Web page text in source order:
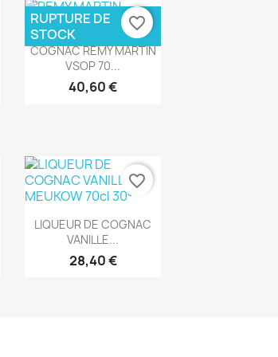
Aperçu rapide
COGNAC REMY MARTIN
VSOP 70...
40,60 €
RUPTURE DE
STOCK
favorite_border
Aperçu rapide
LIQUEUR DE COGNAC
VANILLE...
28,40 €
favorite_border